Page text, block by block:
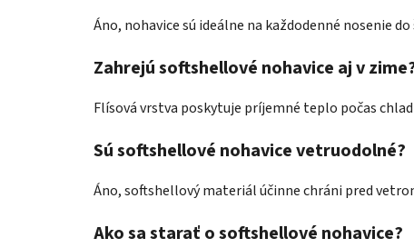
Áno, nohavice sú ideálne na každodenné nosenie
Zahrejú softshellové nohavice aj v
Flísová vrstva poskytuje príjemné teplo počas
Sú softshellové nohavice vetruodolné?
Áno, softshellový materiál účinne chráni pred
Ako sa starať o softshellové nohavice?